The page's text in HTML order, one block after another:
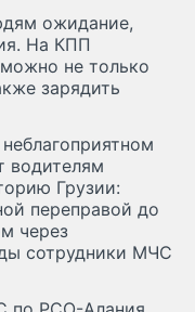
ожидание,
На КПП
можно не только
зарядить
водителям
Грузии:
переправой до
через
сотрудники МЧС